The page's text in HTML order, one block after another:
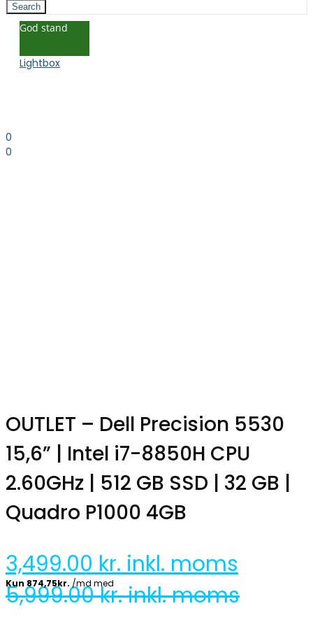
0
0
Search
God stand
Lightbox
OUTLET – Dell Precision 5530
15,6” | Intel i7-8850H CPU
2.60GHz | 512 GB SSD | 32 GB |
Quadro P1000 4GB
3,499.00 kr. inkl. moms
5,999.00kr. inkl. moms